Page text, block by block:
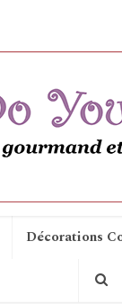
Décorations